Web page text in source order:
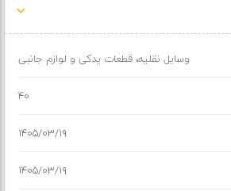
وسایل نقلیه،قطعات یدکی و لوازم جانبی
40
۱۴۰۵/۰۳/۱۹
۱۴۰۵/۰۳/۱۹